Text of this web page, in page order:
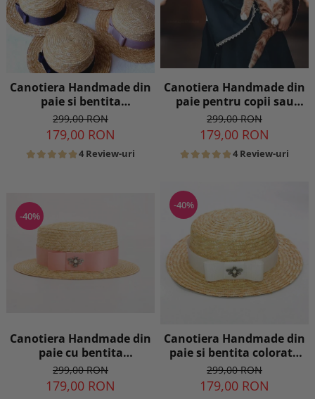
Canotiera Handmade din
paie si bentita
detasabila si brosa la
alegere
299,00 RON
179,00 RON
4 Review-uri
Canotiera Handmade din
paie pentru copii sau
adulti cu Borul cel mai
mic
299,00 RON
179,00 RON
4 Review-uri
-40%
Canotiera Handmade din
paie cu bentita
detasabila la alegere
299,00 RON
179,00 RON
-40%
Canotiera Handmade din
paie si bentita colorata
detasabila
299,00 RON
179,00 RON